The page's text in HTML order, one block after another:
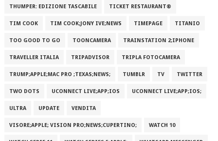
THUMPER: EDIZIONE TASCABILE TICKET RESTAURANT®
TIM COOK TIM COOK;JONY IVE;NEWS TIMEPAGE TITANIO
TOO GOOD TO GO TOONCAMERA TRAINSTATION 2;IPHONE
TRAVELLER ITALIA TRIPADVISOR TRIPLA FOTOCAMERA
TRUMP;APPLE;MAC PRO ;TEXAS;NEWS; TUMBLR TV TWITTER
TWO DOTS UCONNECT LIVE;APP;IOS UCONNECT LIVE;APP;IOS;
ULTRA UPDATE VENDITA
VISORE;APPLE; VISION PRO;NEWS;CUPERTINO; WATCH 10